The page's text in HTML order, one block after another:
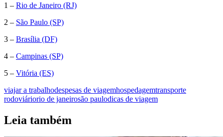
1 – Rio de Janeiro (RJ)
2 – São Paulo (SP)
3 – Brasília (DF)
4 – Campinas (SP)
5 – Vitória (ES)
viajar a trabalhodespesas de viagemhospedagemtransporte
rodoviáriorio de janeirosão paulodicas de viagem
Leia também